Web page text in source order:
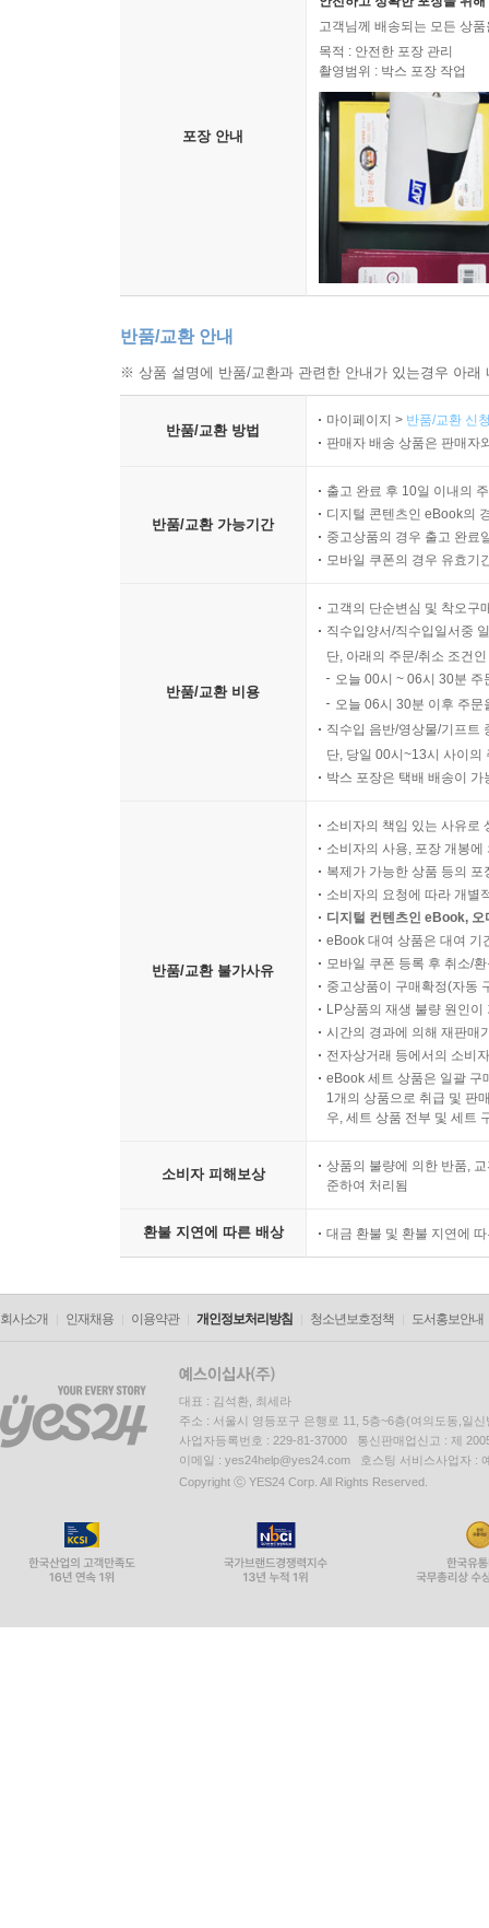
포장 안내
고객님께 배송되는 모든 상
목적 : 안전한 포장 관리
촬영범위 : 박스 포장 작업
반품/교환 안내
※ 상품 설명에 반품/교환과 관련한 안내가 있는경우 아
반품/교환 방법
마이페이지 > 반품/교환 신
판매자 배송 상품은 판매자
반품/교환 가능기간
출고 완료 후 10일 이내의
디지털 콘텐츠인 eBook의
중고상품의 경우 출고 완료
모바일 쿠폰의 경우 유효기
반품/교환 비용
고객의 단순변심 및 착오구
직수입양서/직수입일서중
단, 아래의 주문/취소 조건
오늘 00시 ~ 06시 30분
오늘 06시 30분 이후 주
직수입 음반/영상물/기프트
단, 당일 00시~13시 사이의
박스 포장은 택배 배송이
반품/교환 불가사유
소비자의 책임 있는 사유로
소비자의 사용, 포장 개봉
복제가 가능한 상품 등의
소비자의 요청에 따라 개별
디지털 컨텐츠인 eBook,
eBook 대여 상품은 대여 기
모바일 쿠폰 등록 후 취소/
중고상품이 구매확정(자동
LP상품의 재생 불량 원인
시간의 경과에 의해 재판매
전자상거래 등에서의 소비
eBook 세트 상품은 일괄 구
1개의 상품으로 취급 및 판
우, 세트 상품 전부 및 세트
소비자 피해보상
상품의 불량에 의한 반품,
준하여 처리됨
환불 지연에 따른 배상 대금 환불 및 환불 지연에
회사소개 인재채용 이용약관 개인정보처리방침 청소년보호정책 도서홍보안내
대표 : 김석환, 최세라
주소 : 서울시 영등포구 은행로 11, 5층~6층(여의도동,일신
사업자등록번호 : 229-81-37000 통신판매업신고 : 제
이메일 : yes24help@yes24.com 호스팅 서비스사업자 :
Copyright ⓒ YES24 Corp. All Rights Reserved.